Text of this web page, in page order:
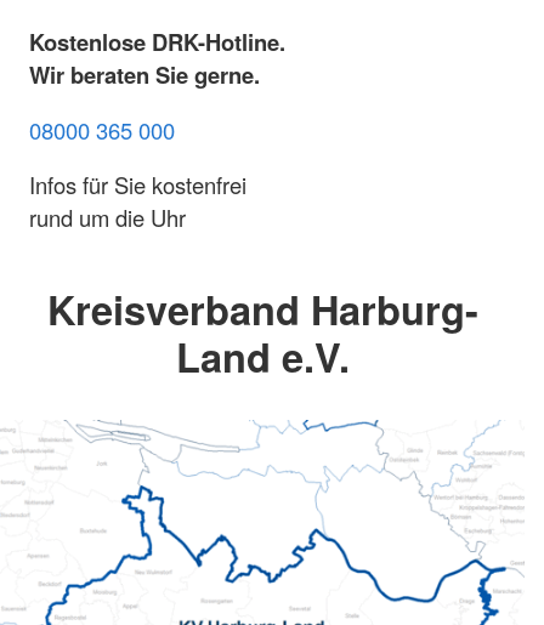
Kostenlose DRK-Hotline.
Wir beraten Sie gerne.
08000 365 000
Infos für Sie kostenfrei
rund um die Uhr
Kreisverband Harburg-
Land e.V.